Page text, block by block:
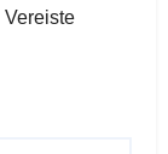
Vereiste